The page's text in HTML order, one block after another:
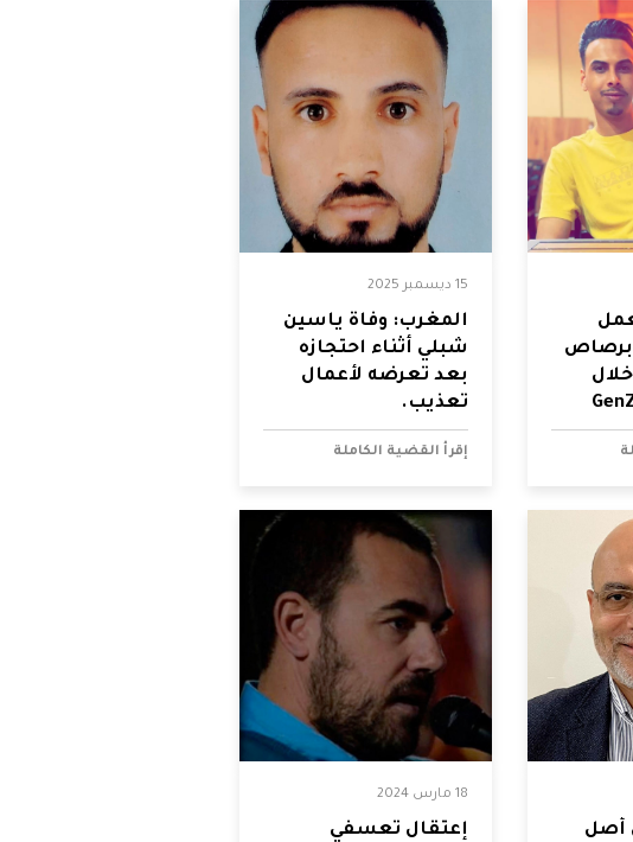
15 ديسمبر 2025
المغرب: وفاة ياسين
شبلي أثناء احتجازه
بعد تعرضه لأعمال
تعذيب.
إقرأ القضية الكاملة
أصل
18 مارس 2024
إعتقال تعسفي